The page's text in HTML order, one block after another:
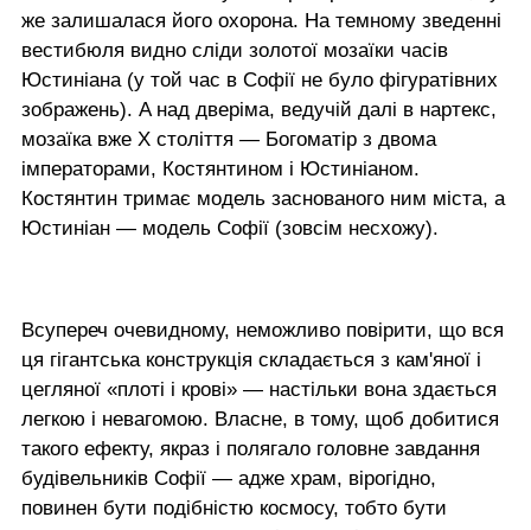
же залишалася його охорона. На темному зведенні
вестибюля видно сліди золотої мозаїки часів
Юстиніана (у той час в Софії не було фігуратівних
зображень). A над дверіма, ведучій далі в нартекс,
мозаїка вже Х століття — Богоматір з двома
імператорами, Костянтином і Юстиніаном.
Костянтин тримає модель заснованого ним міста, а
Юстиніан — модель Софії (зовсім несхожу).
Всупереч очевидному, неможливо повірити, що вся
ця гігантська конструкція складається з кам'яної і
цегляної «плоті і крові» — настільки вона здається
легкою і невагомою. Власне, в тому, щоб добитися
такого ефекту, якраз і полягало головне завдання
будівельників Софії — адже храм, вірогідно,
повинен бути подібністю космосу, тобто бути